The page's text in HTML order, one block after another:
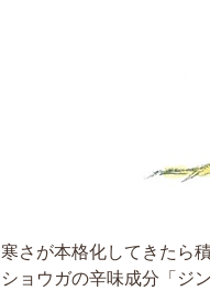
寒さが本格化してきたら
ショウガの辛味成分「ジ